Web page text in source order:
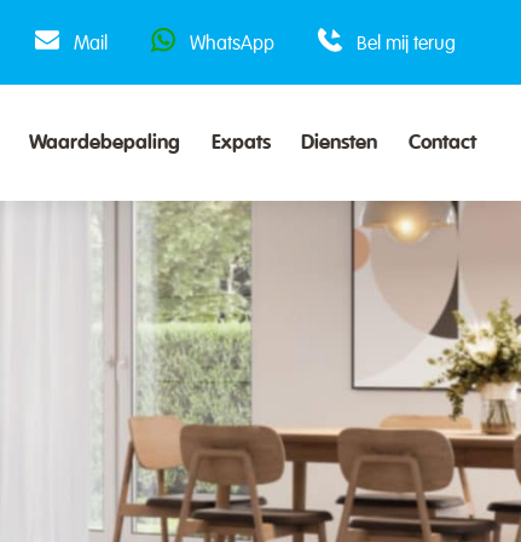
Mail WhatsApp Bel mij terug
Waardebepaling Expats Diensten Contact